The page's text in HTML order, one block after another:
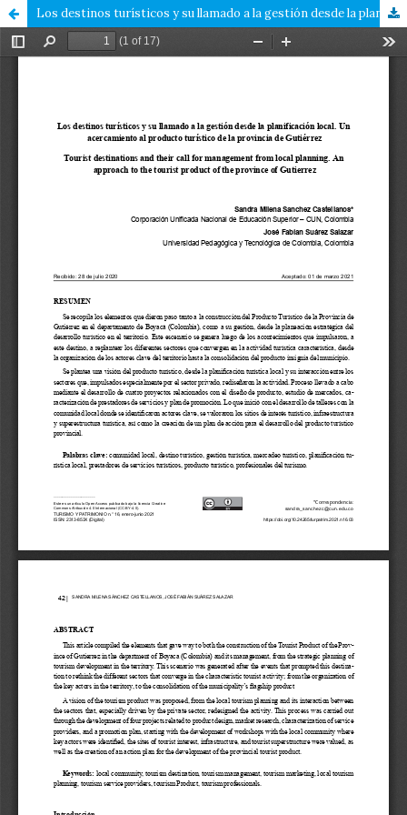
Los destinos turísticos y su llamado a la gestión desde la planificación local. Un acercamiento al producto turístico de la provincia de Gutiérrez